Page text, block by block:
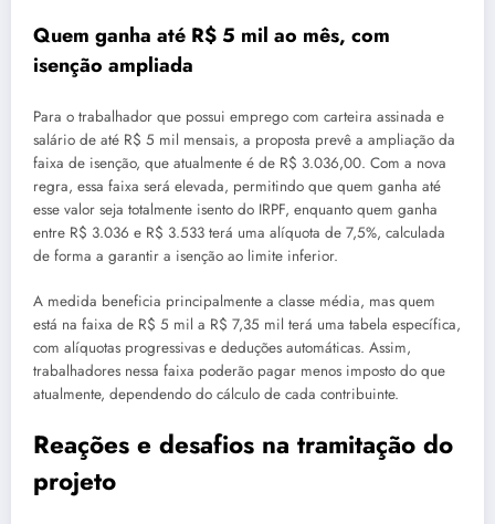
Quem ganha até R$ 5 mil ao mês, com
isenção ampliada
Para o trabalhador que possui emprego com carteira assinada e
salário de até R$ 5 mil mensais, a proposta prevê a ampliação da
faixa de isenção, que atualmente é de R$ 3.036,00. Com a nova
regra, essa faixa será elevada, permitindo que quem ganha até
esse valor seja totalmente isento do IRPF, enquanto quem ganha
entre R$ 3.036 e R$ 3.533 terá uma alíquota de 7,5%, calculada
de forma a garantir a isenção ao limite inferior.
A medida beneficia principalmente a classe média, mas quem
está na faixa de R$ 5 mil a R$ 7,35 mil terá uma tabela específica,
com alíquotas progressivas e deduções automáticas. Assim,
trabalhadores nessa faixa poderão pagar menos imposto do que
atualmente, dependendo do cálculo de cada contribuinte.
Reações e desafios na tramitação do
projeto